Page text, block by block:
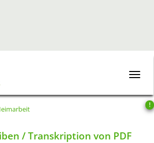
Toggle
!
/ Transkription von PDF